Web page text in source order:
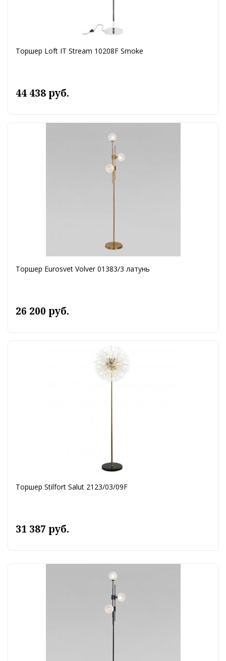
Торшер Loft IT Stream 10208F Smoke
44 438 руб.
Торшер Eurosvet Volver 01383/3 латунь
26 200 руб.
Торшер Stilfort Salut 2123/03/09F
31 387 руб.